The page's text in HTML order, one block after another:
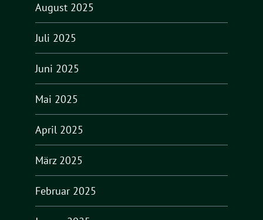
August 2025
Juli 2025
Juni 2025
Mai 2025
April 2025
März 2025
Februar 2025